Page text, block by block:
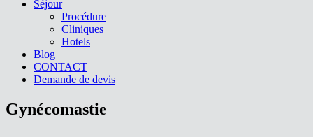
Séjour
Procédure
Cliniques
Hotels
Blog
CONTACT
Demande de devis
Gynécomastie